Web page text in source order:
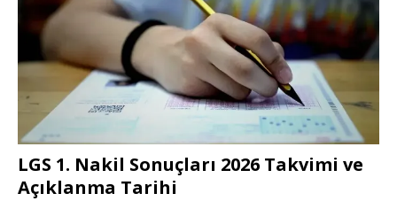
LGS 1. Nakil Sonuçları 2026 Takvimi ve
Açıklanma Tarihi